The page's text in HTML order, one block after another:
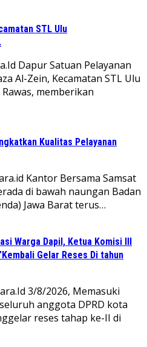
STL Ulu
Dapur Satuan Pelayanan
Al-Zein, Kecamatan STL Ulu
memberikan
Kualitas Pelayanan
Kantor Bersama Samsat
di bawah naungan Badan
Jawa Barat terus…
Warga Dapil, Ketua Komisi III
Gelar Reses Di tahun
3/8/2026, Memasuki
anggota DPRD kota
reses tahap ke-II di